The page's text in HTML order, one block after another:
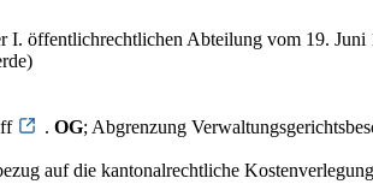
I. öffentlichrechtlichen Abteilung vom 19.
. OG; Abgrenzung
auf die kantonalrechtliche